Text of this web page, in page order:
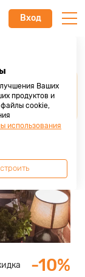
Вход
Placet
услуги.
-10%
Ваших
продуктов и
файлы cookie,
использования